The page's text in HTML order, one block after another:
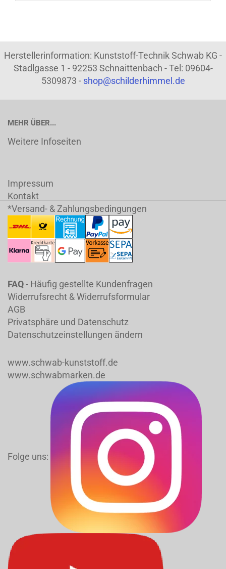
Herstellerinformation: Kunststoff-Technik Schwab KG -
Stadlgasse 1 - 92253 Schnaittenbach - Tel: 09604-
5309873 - shop@schilderhimmel.de
MEHR ÜBER...
Weitere Infoseiten
Impressum
Kontakt
*Versand- & Zahlungsbedingungen
FAQ- Häufig gestellte Kundenfragen
Widerrufsrecht & Widerrufsformular
AGB
Privatsphäre und Datenschutz
Datenschutzeinstellungen ändern
www.schwab-kunststoff.de
www.schwabmarken.de
Folge uns: